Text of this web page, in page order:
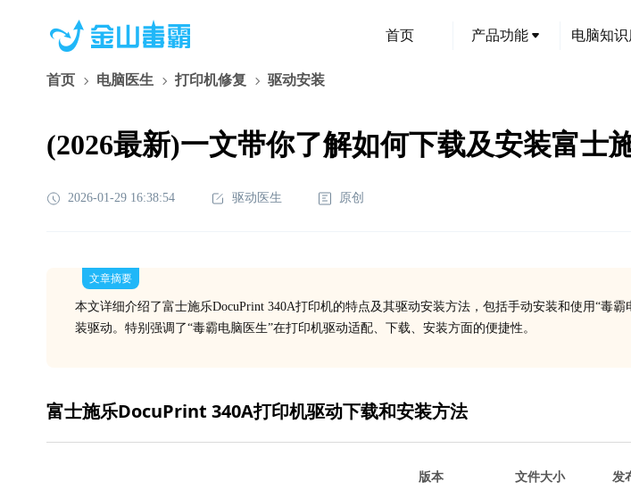
首页 产品功能 电脑知识
首页 电脑医生 打印机修复 驱动安装
(2026最新)一文带你了解如何下载及安装富士
2026-01-29 16:38:54 驱动医生 原创
文章摘要
本文详细介绍了富士施乐DocuPrint 340A打印机的特点及其驱动安装方法，包括手动安装和使用“毒
装驱动。特别强调了“毒霸电脑医生”在打印机驱动适配、下载、安装方面的便捷性。
富士施乐DocuPrint 340A打印机驱动下载和安装方法
版本 文件大小 发